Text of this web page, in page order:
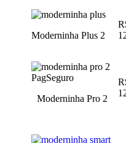
Moderninha Plus 2
Moderninha Pro 2